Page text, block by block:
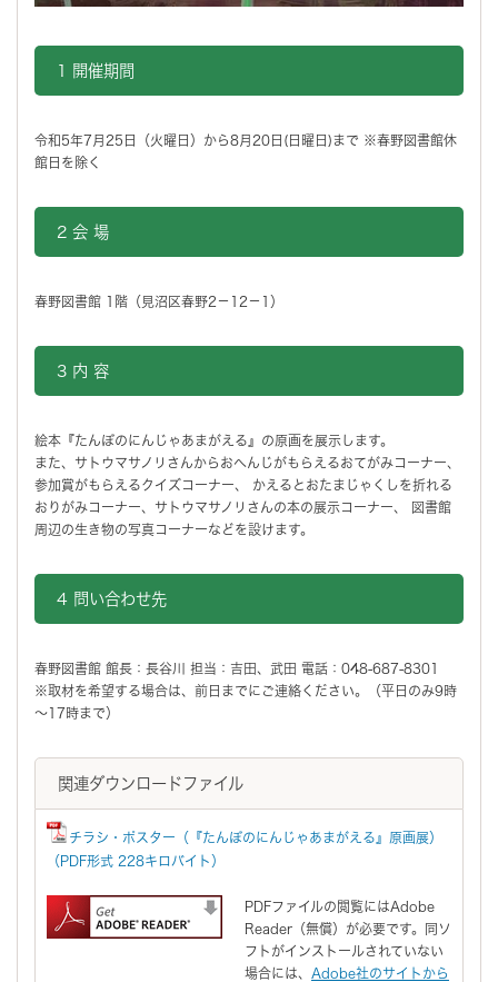
1 開催期間
令和5年7月25日（火曜日）から8月20日(日曜日)まで ※春野図書館休
館日を除く
2 会 場
春野図書館 1階（見沼区春野2－12－1）
3 内 容
絵本『たんぼのにんじゃあまがえる』の原画を展示します。
また、サトウマサノリさんからおへんじがもらえるおてがみコーナー、
参加賞がもらえるクイズコーナー、 かえるとおたまじゃくしを折れる
おりがみコーナー、サトウマサノリさんの本の展示コーナー、 図書館
周辺の生き物の写真コーナーなどを設けます。
4 問い合わせ先
春野図書館 館長：長谷川 担当：吉田、武田 電話：048-687-8301
※取材を希望する場合は、前日までにご連絡ください。（平日のみ9時
～17時まで）
関連ダウンロードファイル
チラシ・ポスター（『たんぼのにんじゃあまがえる』原画展）
（PDF形式 228キロバイト）
PDFファイルの閲覧にはAdobe
Reader（無償）が必要です。同ソ
フトがインストールされていない
場合には、 Adobe社のサイトから